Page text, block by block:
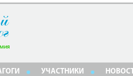
УЧАСТНИКИ